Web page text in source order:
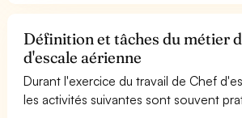
Définition et tâches du métier
d'escale aérienne
Durant l'exercice du travail de Chef
les activités suivantes sont souvent